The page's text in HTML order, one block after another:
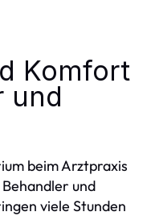
Komfort
und
beim Arztpraxis
und
viele Stunden